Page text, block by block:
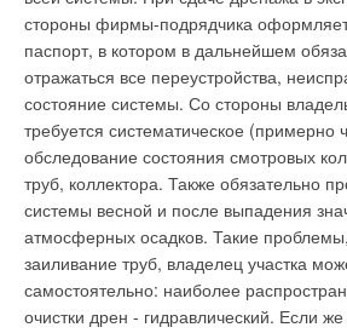
стороны фирмы-подрядчика
паспорт, в котором в дальнейшем
отражаться все переустройства,
состояние системы. Со стороны
требуется систематическое (примерно
обследование состояния смотровых
труб, коллектора. Также обязательно
системы весной и после выпадения
атмосферных осадков. Такие
заиливание труб, владелец участка
самостоятельно: наиболее
очистки дрен - гидравлический. Если